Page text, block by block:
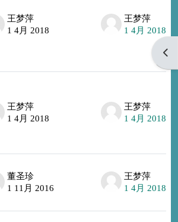
打
王梦萍
1 4月 2018
王梦萍
1 4月 2018
王梦萍
1 4月 2018
王梦萍
1 4月 2018
董圣珍
1 11月 2016
王梦萍
1 4月 2018